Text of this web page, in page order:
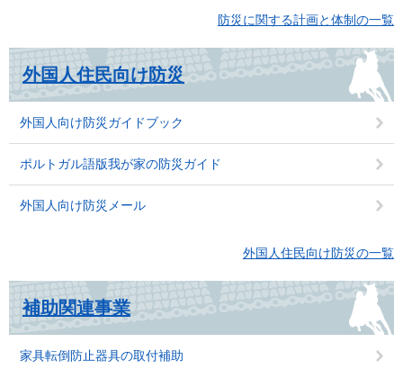
防災に関する計画と体制の一覧
外国人住民向け防災
外国人向け防災ガイドブック
ポルトガル語版我が家の防災ガイド
外国人向け防災メール
外国人住民向け防災の一覧
補助関連事業
家具転倒防止器具の取付補助